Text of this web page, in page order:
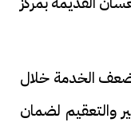
الخدمة خلال
والتعقيم لضمان